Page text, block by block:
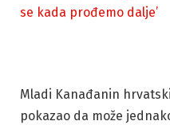
se kada prođemo dalje’
Mladi Kanađanin
pokazao da može